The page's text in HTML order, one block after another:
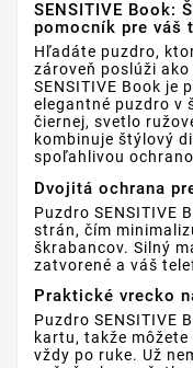
SENSITIVE Book:
pomocník pre váš
Hľadáte puzdro,
zároveň poslúži
SENSITIVE Book je
elegantné puzdro v
čiernej, svetlo
kombinuje štýlový
spoľahlivou
Dvojitá ochrana
Puzdro SENSITIVE
strán, čím
škrabancov. Silný
zatvorené a váš
Praktické vrecko
Puzdro SENSITIVE
kartu, takže
vždy po ruke. Už